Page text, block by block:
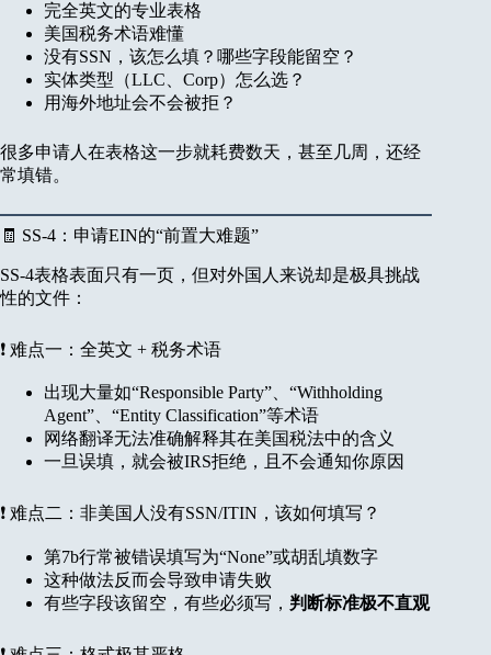
完全英文的专业表格
美国税务术语难懂
没有SSN，该怎么填？哪些字段能留空？
实体类型（LLC、Corp）怎么选？
用海外地址会不会被拒？
很多申请人在表格这一步就耗费数天，甚至几周，还经
常填错。
🧾 SS-4：申请EIN的“前置大难题”
SS-4表格表面只有一页，但对外国人来说却是极具挑战
性的文件：
❗ 难点一：全英文 + 税务术语
出现大量如“Responsible Party”、“Withholding
Agent”、“Entity Classification”等术语
网络翻译无法准确解释其在美国税法中的含义
一旦误填，就会被IRS拒绝，且不会通知你原因
❗ 难点二：非美国人没有SSN/ITIN，该如何填写？
第7b行常被错误填写为“None”或胡乱填数字
这种做法反而会导致申请失败
有些字段该留空，有些必须写， 判断标准极不直观